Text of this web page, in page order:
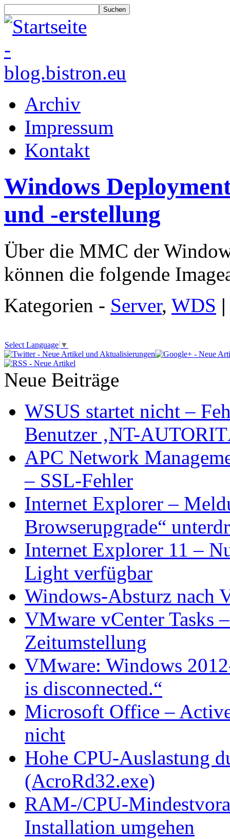
Archiv
Impressum
Kontakt
Windows
und -erstellung
Über die MMC der
können die folgende
Kategorien - Server, WDS |
Select Language ▼
Neue Beiträge
WSUS startet nicht –
Benutzer ‚NT-
APC Network
– SSL-Fehler
Internet Explorer –
Browserupgrade“
Internet Explorer 11 –
Light verfügbar
Windows-Absturz nach
VMware vCenter Tasks
Zeitumstellung
VMware: Windows
is disconnected.“
Microsoft Office –
nicht
Hohe CPU-Auslastung
(AcroRd32.exe)
RAM-/CPU-
Installation umgehen